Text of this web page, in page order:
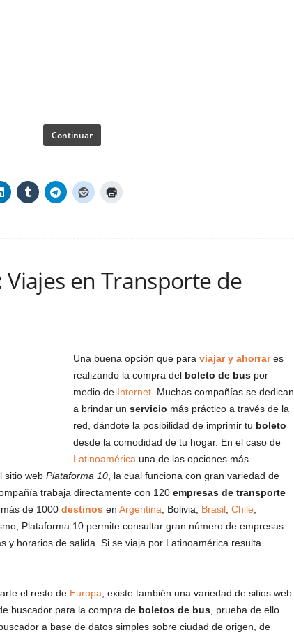
Continuar
Viajes en Transporte de
Una buena opción que para viajar y ahorrares
realizando la compra del boleto de buspor
medio de Internet. Muchas compañías se dedican
a brindar un servicio más práctico a través de la
red, dándote la posibilidad de imprimir tu boleto
desde la comodidad de tu hogar. En el caso de
Latinoamérica una de las opciones más
sitio web Plataforma 10, la cual funciona con gran variedad de
trabaja directamente con 120 empresas de transporte
de 1000 destinos en Argentina , Bolivia, Brasil, Chile,
Plataforma 10 permite consultar gran número de empresas
y horarios de salida. Si se viaja por Latinoamérica resulta
el resto de Europa , existe también una variedad de sitios web
buscador para la compra de boletos de bus, prueba de ello
a base de datos simples sobre ciudad de origen, de